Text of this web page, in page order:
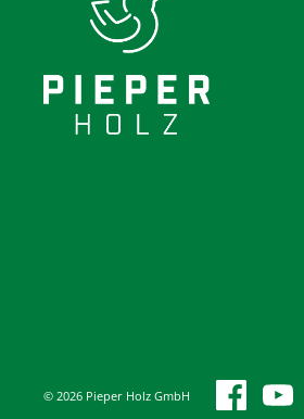
© 2026 Pieper Holz GmbH